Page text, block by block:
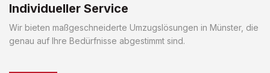
Individueller Service
Wir bieten maßgeschneiderte Umzugslösungen in Münster, die
genau auf Ihre Bedürfnisse abgestimmt sind.